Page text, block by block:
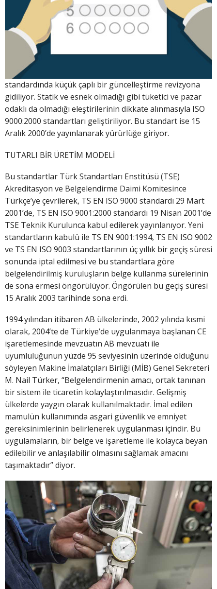
standardında küçük çaplı bir güncelleştirme revizyona
gidiliyor. Statik ve esnek olmadığı gibi tüketici ve pazar
odaklı da olmadığı eleştirilerinin dikkate alınmasıyla ISO
9000:2000 standartları geliştiriliyor. Bu standart ise 15
Aralık 2000’de yayınlanarak yürürlüğe giriyor.
TUTARLI BİR ÜRETİM MODELİ
Bu standartlar Türk Standartları Enstitüsü (TSE)
Akreditasyon ve Belgelendirme Daimi Komitesince
Türkçe’ye çevrilerek, TS EN ISO 9000 standardı 29 Mart
2001’de, TS EN ISO 9001:2000 standardı 19 Nisan 2001’de
TSE Teknik Kurulunca kabul edilerek yayınlanıyor. Yeni
standartların kabulü ile TS EN 9001:1994, TS EN ISO 9002
ve TS EN ISO 9003 standartlarının üç yıllık bir geçiş süresi
sonunda iptal edilmesi ve bu standartlara göre
belgelendirilmiş kuruluşların belge kullanma sürelerinin
de sona ermesi öngörülüyor. Öngörülen bu geçiş süresi
15 Aralık 2003 tarihinde sona erdi.
1994 yılından itibaren AB ülkelerinde, 2002 yılında kısmi
olarak, 2004’te de Türkiye’de uygulanmaya başlanan CE
işaretlemesinde mevzuatın AB mevzuatı ile
uyumluluğunun yüzde 95 seviyesinin üzerinde olduğunu
söyleyen Makine İmalatçıları Birliği (MİB) Genel Sekreteri
M. Nail Türker, “Belgelendirmenin amacı, ortak tanınan
bir sistem ile ticaretin kolaylaştırılmasıdır. Gelişmiş
ülkelerde yaygın olarak kullanılmaktadır. İmal edilen
mamulün kullanımında asgari güvenlik ve emniyet
gereksinimlerinin belirlenerek uygulanması içindir. Bu
uygulamaların, bir belge ve işaretleme ile kolayca beyan
edilebilir ve anlaşılabilir olmasını sağlamak amacını
taşımaktadır” diyor.